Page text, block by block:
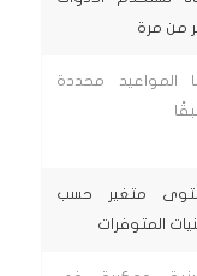
من مرة
المواعيد محددة
متغير حسب
المتوفرات